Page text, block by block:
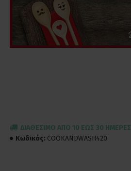
ΔΙΑΘΈΣΙΜΟ ΑΠΌ 10 ΈΩΣ 30 ΗΜΈΡΕΣ
Κωδικός: COOKANDWASH420